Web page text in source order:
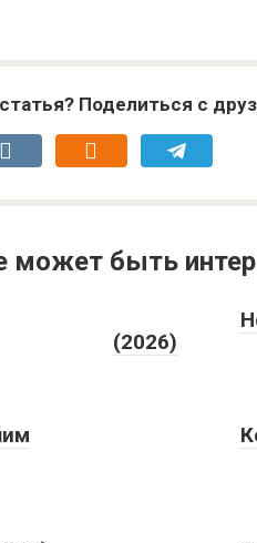
Поделиться с
может быть
(2026)